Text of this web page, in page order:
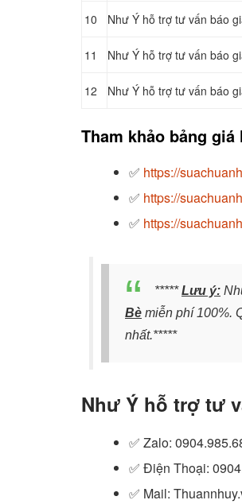
10 Như Ý hỗ trợ tư vấn báo
11 Như Ý hỗ trợ tư vấn báo
12 Như Ý hỗ trợ tư vấn báo
Tham khảo bảng
✅ https://
✅ https://
✅ https://
*****Lưu ý:
Bè miễn phí 100%.
nhất.*****
Như Ý hỗ trợ tư
✅ Zalo:
✅ Điện Thoại:
✅ Mail: